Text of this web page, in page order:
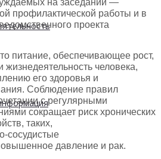
на заседании —
профилактической работы и в
проекта
питание, обеспечивающее рост,
жизнедеятельность человека,
его здоровья и
Соблюдение правил
с регулярными
сокращает риск хронических
таких,
сосудистые
давление и рак.